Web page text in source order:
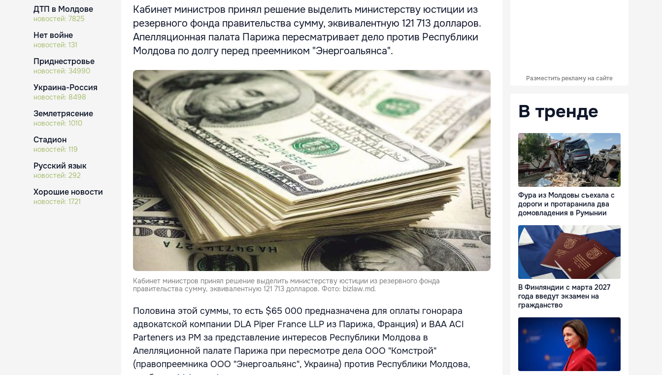
ДТП в Молдове
новостей: 7825
Нет войне
новостей: 131
Приднестровье
новостей: 34990
Украина-Россия
новостей: 8498
Землетрясение
новостей: 1010
Стадион
новостей: 119
Русский язык
новостей: 292
Хорошие новости
новостей: 1721
Кабинет министров принял решение выделить министерству юстиции из
резервного фонда правительства сумму, эквивалентную 121 713 долларов.
Апелляционная палата Парижа пересматривает дело против Республики
Молдова по долгу перед преемником "Энергоальянса".
Кабинет министров принял решение выделить министерству юстиции из резервного фонда
правительства сумму, эквивалентную 121 713 долларов. Фото: bizlaw.md.
Половина этой суммы, то есть $65 000 предназначена для оплаты гонорара
адвокатской компании DLA Piper France LLP из Парижа, Франция) и BAA ACI
Parteners из РМ за представление интересов Республики Молдова в
Апелляционной палате Парижа при пересмотре дела ООО "Комстрой"
(правопреемника ООО "Энергоальянс", Украина) против Республики Молдова,
Разместить рекламу на сайте
В тренде
Фура из Молдовы съехала с
дороги и протаранила два
домовладения в Румынии
В Финляндии с марта 2027
года введут экзамен на
гражданство